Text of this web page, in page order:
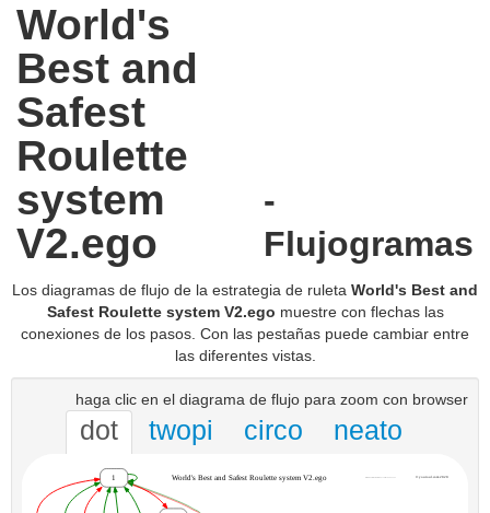
World's
Best and
Safest
Roulette
system
V2.ego
-
Flujogramas
Los diagramas de flujo de la estrategia de ruleta World's Best and
Safest Roulette system V2.ego muestre con flechas las
conexiones de los pasos. Con las pestañas puede cambiar entre
las diferentes vistas.
haga clic en el diagrama de flujo para zoom con browser
dot twopi circo neato